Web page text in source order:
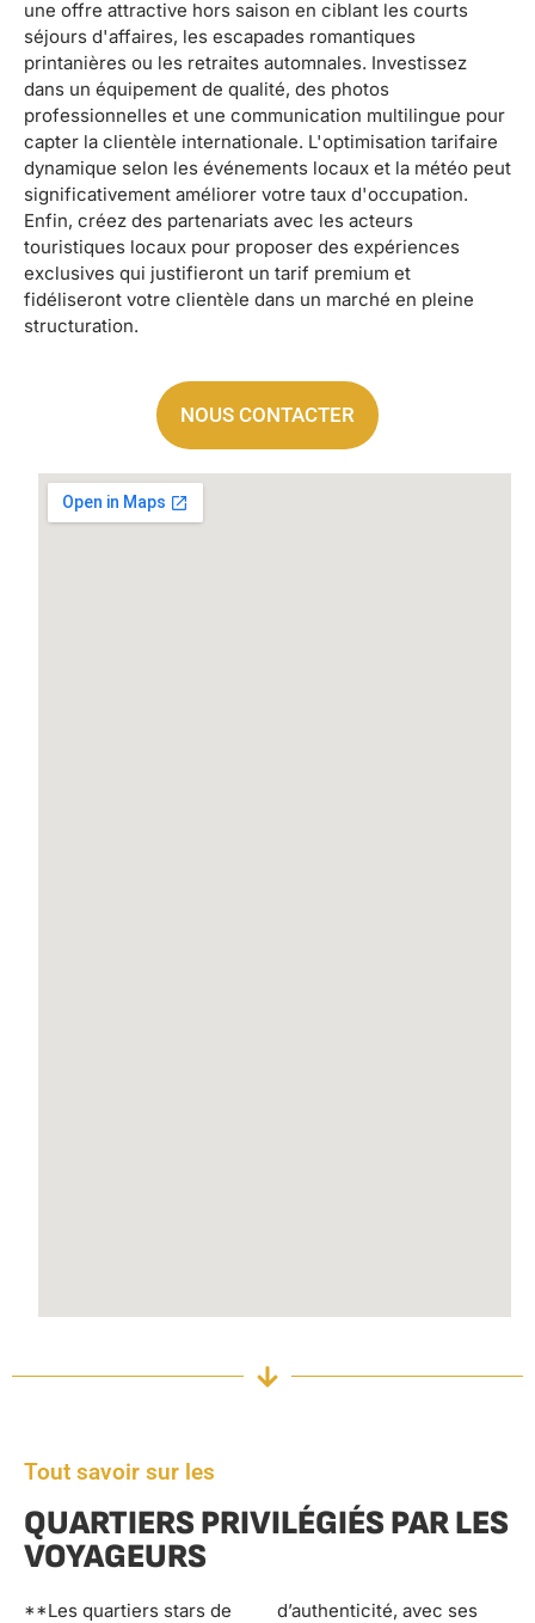
une offre attractive hors saison en ciblant les courts
séjours d'affaires, les escapades romantiques
printanières ou les retraites automnales. Investissez
dans un équipement de qualité, des photos
professionnelles et une communication multilingue pour
capter la clientèle internationale. L'optimisation tarifaire
dynamique selon les événements locaux et la météo peut
significativement améliorer votre taux d'occupation.
Enfin, créez des partenariats avec les acteurs
touristiques locaux pour proposer des expériences
exclusives qui justifieront un tarif premium et
fidéliseront votre clientèle dans un marché en pleine
structuration.
NOUS CONTACTER
Tout savoir sur les
QUARTIERS PRIVILÉGIÉS PAR LES
VOYAGEURS
**Les quartiers stars de
d’authenticité, avec ses